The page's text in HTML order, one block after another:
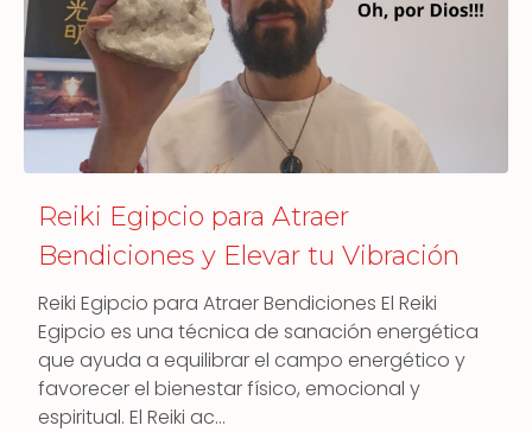
Reiki Egipcio para Atraer
Bendiciones y Elevar tu Vibración
Reiki Egipcio para Atraer Bendiciones El Reiki
Egipcio es una técnica de sanación energética
que ayuda a equilibrar el campo energético y
favorecer el bienestar físico, emocional y
espiritual. El Reiki ac…